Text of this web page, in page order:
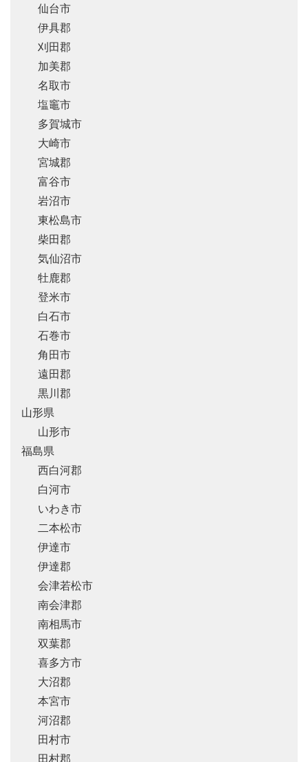
仙台市
伊具郡
刈田郡
加美郡
名取市
塩竈市
多賀城市
大崎市
宮城郡
富谷市
岩沼市
東松島市
柴田郡
気仙沼市
牡鹿郡
登米市
白石市
石巻市
角田市
遠田郡
黒川郡
山形県
山形市
福島県
西白河郡
白河市
いわき市
二本松市
伊達市
伊達郡
会津若松市
南会津郡
南相馬市
双葉郡
喜多方市
大沼郡
本宮市
河沼郡
田村市
田村郡